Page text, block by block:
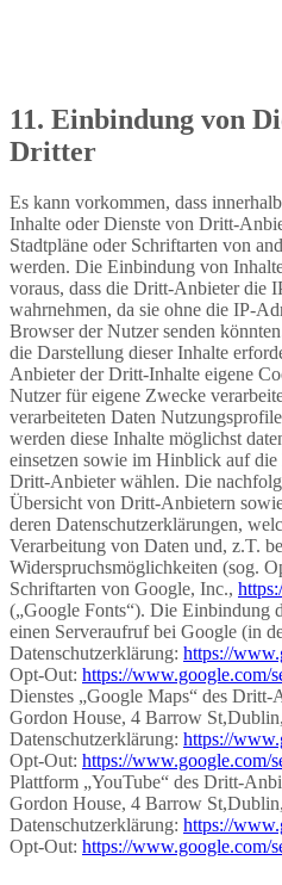
11. Einbindung von
Dritter
Es kann vorkommen, dass
Inhalte oder Dienste von Dritt-
Stadtpläne oder Schriftarten von
werden. Die Einbindung von
voraus, dass die Dritt-Anbieter die
wahrnehmen, da sie ohne die IP-
Browser der Nutzer senden
die Darstellung dieser Inhalte
Anbieter der Dritt-Inhalte eigene
Nutzer für eigene Zwecke
verarbeiteten Daten
werden diese Inhalte möglichst
einsetzen sowie im Hinblick auf die
Dritt-Anbieter wählen. Die
Übersicht von Dritt-Anbietern
deren Datenschutzerklärungen,
Verarbeitung von Daten und, z.T.
Widerspruchsmöglichkeiten (sog.
Schriftarten von Google, Inc.,
(„Google Fonts“). Die Einbindung
einen Serveraufruf bei Google (in
Datenschutzerklärung: https://
Opt-Out: https://www.google.com/
Dienstes „Google Maps“ des
Gordon House, 4 Barrow
Datenschutzerklärung: https://
Opt-Out: https://www.google.com/
Plattform „YouTube“ des Dritt-
Gordon House, 4 Barrow
Datenschutzerklärung: https://
Opt-Out: https://www.google.com/